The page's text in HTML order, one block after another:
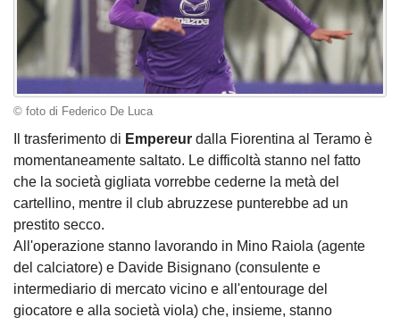
© foto di Federico De Luca
Il trasferimento di Empereur dalla Fiorentina al Teramo è
momentaneamente saltato. Le difficoltà stanno nel fatto
che la società gigliata vorrebbe cederne la metà del
cartellino, mentre il club abruzzese punterebbe ad un
prestito secco.
All'operazione stanno lavorando in Mino Raiola (agente
del calciatore) e Davide Bisignano (consulente e
intermediario di mercato vicino e all'entourage del
giocatore e alla società viola) che, insieme, stanno